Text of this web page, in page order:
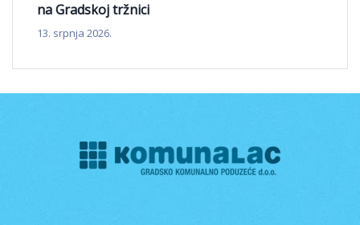
na Gradskoj tržnici
13. srpnja 2026.